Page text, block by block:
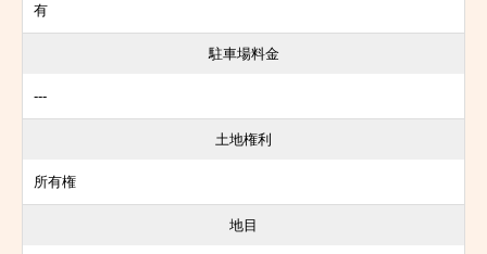
有
駐車場料金
---
土地権利
所有権
地目